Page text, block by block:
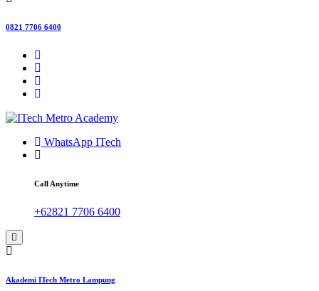
0821 7706 6400
WhatsApp ITech
Call Anytime
+62821 7706 6400
Akademi ITech Metro Lampung